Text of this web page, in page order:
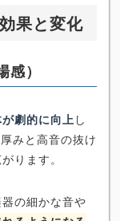
果と変化
）
劇的に向上 し
みと高音の抜け
ります。
の細かな音や